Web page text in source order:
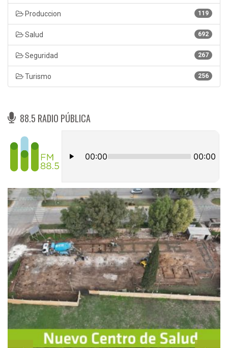
119
Produccion
692
Salud
267
Seguridad
256
Turismo
88.5 RADIO PÚBLICA